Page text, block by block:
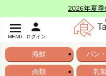
2026年夏
MENU ログイン
海鮮 パン
肉類 乳